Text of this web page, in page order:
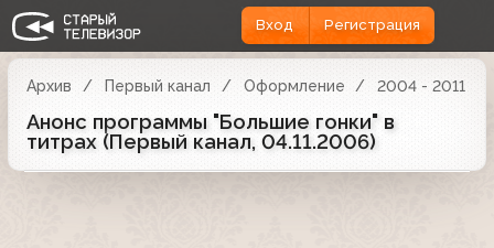
Вход Регистрация
Архив Первый канал Оформление 2004 - 2011
Анонс программы "Большие гонки" в
титрах (Первый канал, 04.11.2006)